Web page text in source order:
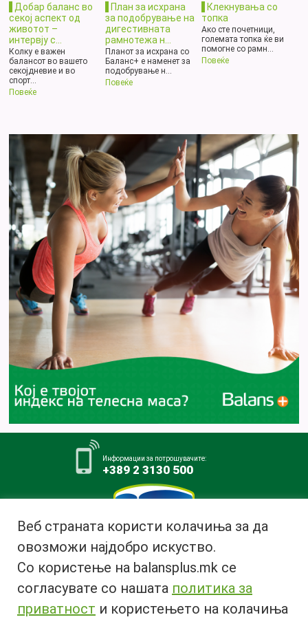
Дoбар баланс во
секој аспект од
животот –
интервју с...
Колку е важен
балансот во вашето
секојдневие и во
спорт...
Повеќе
План за исхрана
за подобрување на
дигестивната
рамнотежа н...
Планот за исхрана со
Баланс+ е наменет за
подобрување н...
Повеќе
Клекнувања со
топка
Ако сте почетници,
големата топка ќе ви
помогне со рамн...
Повеќе
Информации за потрошувачите:
+389 2 3130 500
Млекара АД Битола
ул. Ѓурчин Наумов Пљакот бр.1,
7000 Битола, Република
Македонија
Веб страната користи колачиња за да
овозможи најдобро искуство.
Со користење на balansplus.mk се
согласувате со нашата политика за
приватност и користењето на колачиња